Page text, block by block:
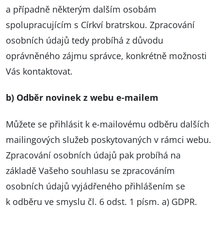
a případně některým dalším osobám
spolupracujícím s Církví bratrskou. Zpracování
osobních údajů tedy probíhá z důvodu
oprávněného zájmu správce, konkrétně možnosti
Vás kontaktovat.
b) Odběr novinek z webu e-mailem
Můžete se přihlásit k e-mailovému odběru dalších
mailingových služeb poskytovaných v rámci webu.
Zpracování osobních údajů pak probíhá na
základě Vašeho souhlasu se zpracováním
osobních údajů vyjádřeného přihlášením se
k odběru ve smyslu čl. 6 odst. 1 písm. a) GDPR.